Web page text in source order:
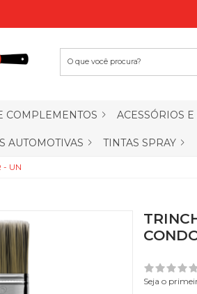
COMPLEMENTOS ACESSÓRIOS
AUTOMOTIVAS TINTAS SPRAY
- UN
Seja o